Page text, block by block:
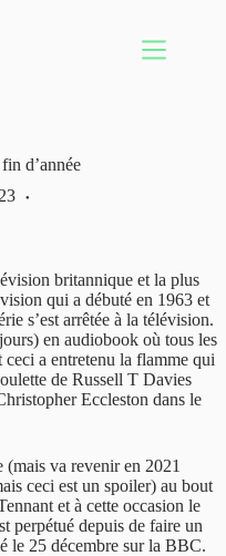
d’année
britannique et la plus
qui a débuté en 1963 et
s’est arrêtée à la télévision.
en audiobook où tous les
ceci a entretenu la flamme qui
de Russell T Davies
Eccleston dans le
(mais va revenir en 2021
ceci est un spoiler) au bout
et à cette occasion le
perpétué depuis de faire un
le 25 décembre sur la BBC.